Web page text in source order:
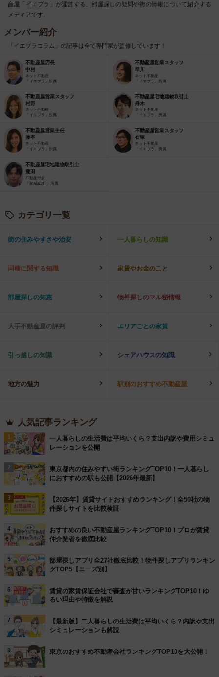
産屋「イエプラ」が運営する、部屋探しの疑問や街の情報について紹介する
メディアです。
メンバー紹介
「イエプラコラム」の記事は全て専門家が監修しています！
不動産屋店長
中村
ネット不動産
「イエプラ」所属
不動産屋営業スタッフ
早川
ネット不動産
「イエプラ」所属
不動産屋営業スタッフ
村野
ネット不動産
「イエプラ」所属
不動産屋宅地建物取引士
舟木
ネット不動産
「イエプラ」所属
不動産屋営業主任
藤本
ネット不動産
「イエプラ」所属
不動産屋営業スタッフ
石塚
ネット不動産
「イエプラ」所属
不動産屋宅地建物取引士
豊田
不動産仲介
「家AGENT」所属
カテゴリ一覧
街の住みやすさや治安 一人暮らしの知識
同棲に関する知識 家賃やお金のこと
部屋探しの知恵 物件探しのマル秘情報
大手不動産屋の評判 エリアごとの家賃
引っ越しの知識 シェアハウスの知識
地方の魅力 駅別のおすすめ不動産屋
人気記事ランキング
1
一人暮らしの生活費は平均いくら？支出内訳や費用シミュ
レーションを公開
2
東京都内の住みやすい街ランキングTOP10！一人暮らし
におすすめの駅も公開【2026年最新】
3
【2026年】賃貸サイトおすすめランキング！全50社の物
件探しサイトを比較検証
4
おすすめの良い不動産屋ランキングTOP10！プロが賃貸
仲介業者を徹底比較
5
部屋探しアプリ全27社徹底比較！物件探しアプリランキン
グTOP5【ニーズ別】
6
賃貸の家賃保証会社で審査が甘いランキングTOP10！ゆ
るい理由や特徴を解説
7
【最新版】二人暮らしの生活費は平均いくら？内訳や支出
シミュレーションも解説
8 東京のおすすめ不動産会社ランキングTOP10を大公開！